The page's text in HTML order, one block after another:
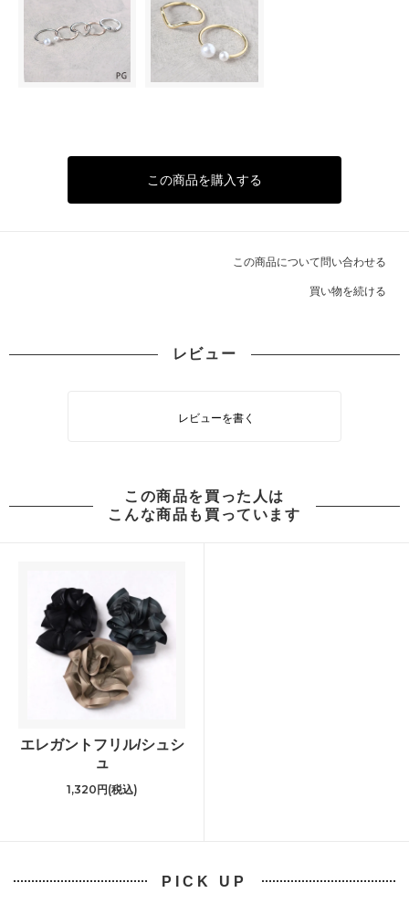
この商品を購入する
この商品について問い合わせる
買い物を続ける
レビュー
レビューを書く
この商品を買った人は
こんな商品も買っています
エレガントフリル/シュシ
ュ
1,320円(税込)
PICK UP